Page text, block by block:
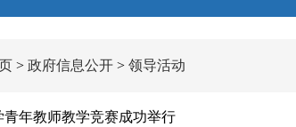
> 政府信息公开 > 领导活动
青年教师教学竞赛成功举行